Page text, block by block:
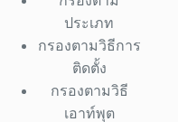
ประเภท
กรองตามวิธีการ
ติดตั้ง
กรองตามวิธี
เอาท์พุต